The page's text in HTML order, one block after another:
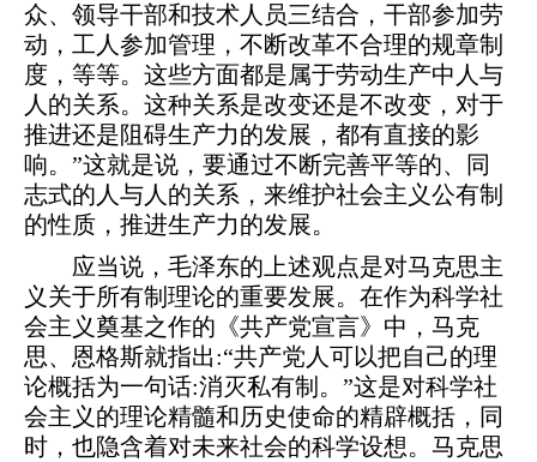
众、领导干部和技术人员三结合，干部参加劳
动，工人参加管理，不断改革不合理的规章制
度，等等。这些方面都是属于劳动生产中人与
人的关系。这种关系是改变还是不改变，对于
推进还是阻碍生产力的发展，都有直接的影
响。”这就是说，要通过不断完善平等的、同
志式的人与人的关系，来维护社会主义公有制
的性质，推进生产力的发展。
应当说，毛泽东的上述观点是对马克思主
义关于所有制理论的重要发展。在作为科学社
会主义奠基之作的《共产党宣言》中，马克
思、恩格斯就指出:“共产党人可以把自己的理
论概括为一句话:消灭私有制。”这是对科学社
会主义的理论精髓和历史使命的精辟概括，同
时，也隐含着对未来社会的科学设想。马克思